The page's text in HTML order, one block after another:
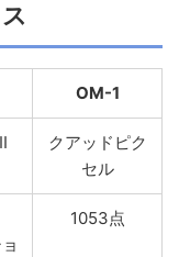
OM-1
クアッドピク
セル
1053点